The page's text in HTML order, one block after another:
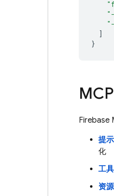
]
}
Firebase
提示
化
工具
资源